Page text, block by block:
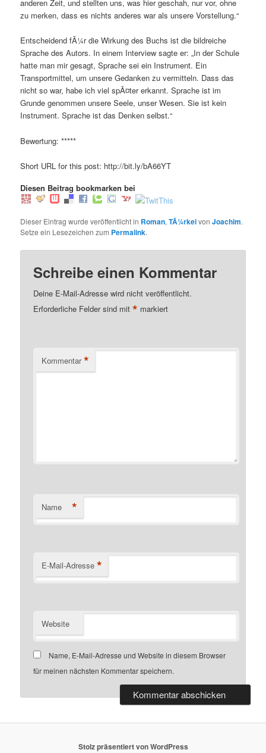
anderen Zeit, und stellten uns, was hier geschah, nur vor, ohne
zu merken, dass es nichts anderes war als unsere Vorstellung.“
Entscheidend fÃ¼r die Wirkung des Buchs ist die bildreiche
Sprache des Autors. In einem Interview sagte er: „In der Schule
hatte man mir gesagt, Sprache sei ein Instrument. Ein
Transportmittel, um unsere Gedanken zu vermitteln. Dass das
nicht so war, habe ich viel spÃ¤ter erkannt. Sprache ist im
Grunde genommen unsere Seele, unser Wesen. Sie ist kein
Instrument. Sprache ist das Denken selbst.“
Bewertung: *****
Short URL for this post: http://bit.ly/bA66YT
Diesen Beitrag bookmarken bei
Dieser Eintrag wurde veröffentlicht in Roman,TÃ¼rkeivonJoachim.
Setze ein Lesezeichen zum Permalink.
Schreibe einen Kommentar
Deine E-Mail-Adresse wird nicht veröffentlicht.
Erforderliche Felder sind mit* markiert
Kommentar *
Name *
E-Mail-Adresse *
Website
Name, E-Mail-Adresse und Website in diesem Browser
für meinen nächsten Kommentar speichern.
Stolz präsentiert von WordPress